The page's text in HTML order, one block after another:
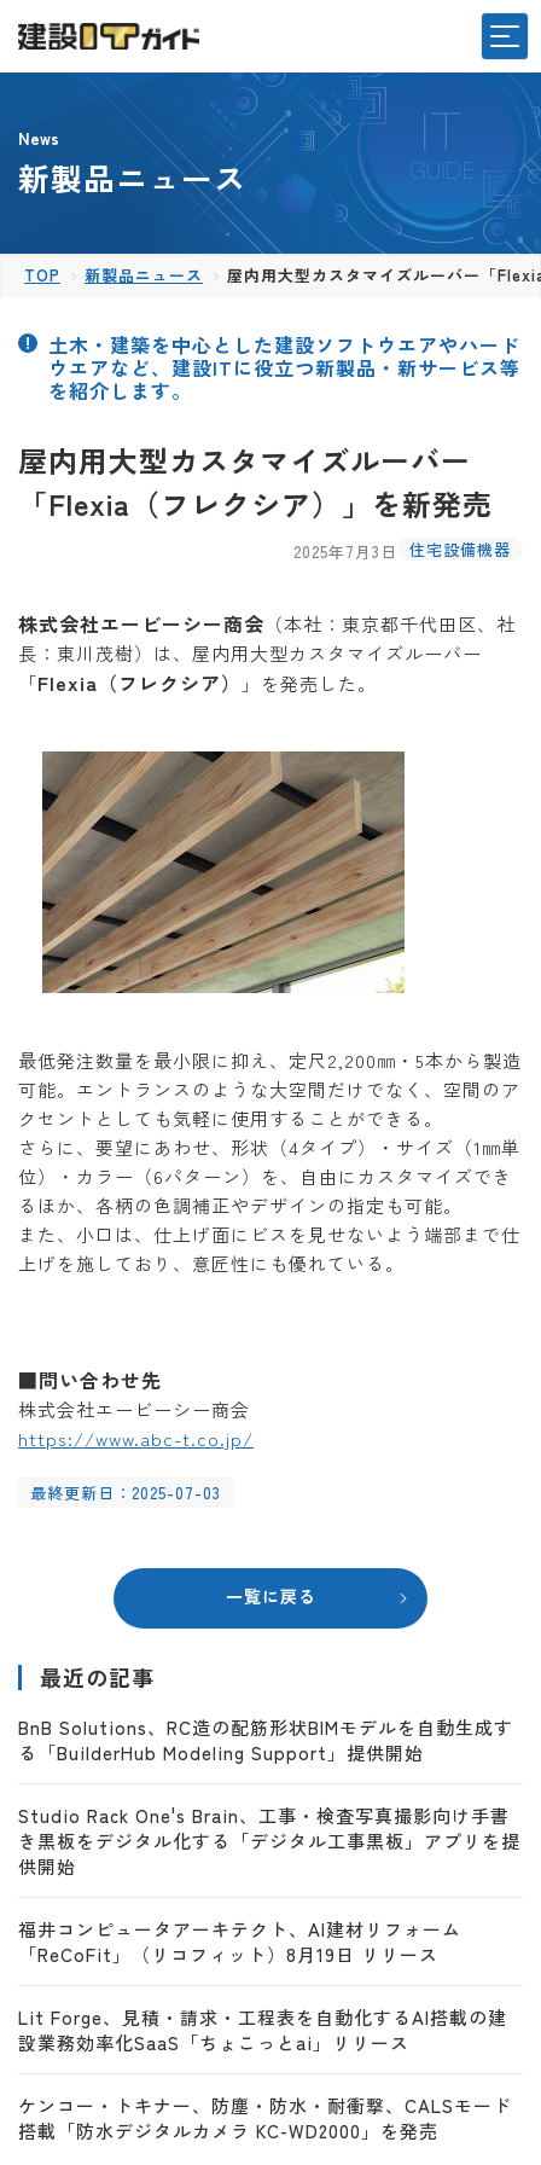
News
新製品ニュース
TOP 新製品ニュース 屋内用大型カスタマイズルーバー「
土木・建築を中心とした建設ソフトウエアやハード
ウエアなど、建設ITに役立つ新製品・新サービス等
を紹介します。
屋内用大型カスタマイズルーバー
「Flexia（フレクシア）」を新発売
2025年7月3日 住宅設備機器
株式会社エービーシー商会 （本社：東京都千代田区、社
長：東川茂樹）は、屋内用大型カスタマイズルーバー
「Flexia（フレクシア） 」を発売した。
最低発注数量を最小限に抑え、定尺2,200㎜・5本から製造
可能。エントランスのような大空間だけでなく、空間のア
クセントとしても気軽に使用することができる。
さらに、要望にあわせ、形状（4タイプ）・サイズ（1㎜単
位）・カラー（6パターン）を、自由にカスタマイズでき
るほか、各柄の色調補正やデザインの指定も可能。
また、小口は、仕上げ面にビスを見せないよう端部まで仕
上げを施しており、意匠性にも優れている。
■問い合わせ先
株式会社エービーシー商会
https://www.abc-t.co.jp/
最終更新日：2025-07-03
一覧に戻る
最近の記事
BnB Solutions、RC造の配筋形状BIMモデルを自動生成す
る「BuilderHub Modeling Support」提供開始
Studio Rack One's Brain、工事・検査写真撮影向け手書
き黒板をデジタル化する「デジタル工事黒板」アプリを提
供開始
福井コンピュータアーキテクト、AI建材リフォーム
「ReCoFit」（リコフィット）8月19日 リリース
Lit Forge、見積・請求・工程表を自動化するAI搭載の建
設業務効率化SaaS「ちょこっとai」リリース
ケンコー・トキナー、防塵・防水・耐衝撃、CALSモード
搭載「防水デジタルカメラ KC-WD2000」を発売